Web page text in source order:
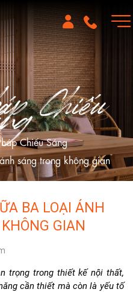
Chiếu
Chiếu Sáng
sáng trong không gian
BA LOẠI ÁNH
GIAN
trọng trong thiết kế nội thất,
cần thiết mà còn là yếu tố